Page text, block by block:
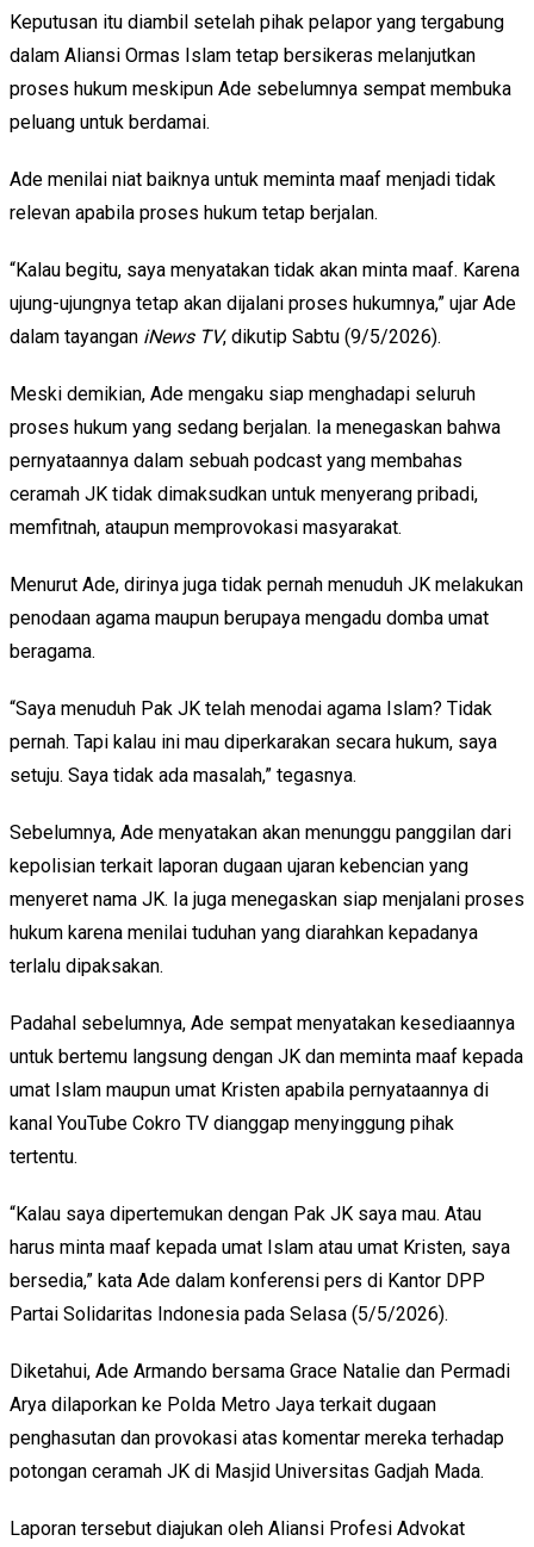
Keputusan itu diambil setelah pihak pelapor yang tergabung
dalam Aliansi Ormas Islam tetap bersikeras melanjutkan
proses hukum meskipun Ade sebelumnya sempat membuka
peluang untuk berdamai.
Ade menilai niat baiknya untuk meminta maaf menjadi tidak
relevan apabila proses hukum tetap berjalan.
“Kalau begitu, saya menyatakan tidak akan minta maaf. Karena
ujung-ujungnya tetap akan dijalani proses hukumnya,” ujar Ade
dalam tayangan iNews TV, dikutip Sabtu (9/5/2026).
Meski demikian, Ade mengaku siap menghadapi seluruh
proses hukum yang sedang berjalan. Ia menegaskan bahwa
pernyataannya dalam sebuah podcast yang membahas
ceramah JK tidak dimaksudkan untuk menyerang pribadi,
memfitnah, ataupun memprovokasi masyarakat.
Menurut Ade, dirinya juga tidak pernah menuduh JK melakukan
penodaan agama maupun berupaya mengadu domba umat
beragama.
“Saya menuduh Pak JK telah menodai agama Islam? Tidak
pernah. Tapi kalau ini mau diperkarakan secara hukum, saya
setuju. Saya tidak ada masalah,” tegasnya.
Sebelumnya, Ade menyatakan akan menunggu panggilan dari
kepolisian terkait laporan dugaan ujaran kebencian yang
menyeret nama JK. Ia juga menegaskan siap menjalani proses
hukum karena menilai tuduhan yang diarahkan kepadanya
terlalu dipaksakan.
Padahal sebelumnya, Ade sempat menyatakan kesediaannya
untuk bertemu langsung dengan JK dan meminta maaf kepada
umat Islam maupun umat Kristen apabila pernyataannya di
kanal YouTube Cokro TV dianggap menyinggung pihak
tertentu.
“Kalau saya dipertemukan dengan Pak JK saya mau. Atau
harus minta maaf kepada umat Islam atau umat Kristen, saya
bersedia,” kata Ade dalam konferensi pers di Kantor DPP
Partai Solidaritas Indonesia pada Selasa (5/5/2026).
Diketahui, Ade Armando bersama Grace Natalie dan Permadi
Arya dilaporkan ke Polda Metro Jaya terkait dugaan
penghasutan dan provokasi atas komentar mereka terhadap
potongan ceramah JK di Masjid Universitas Gadjah Mada.
Laporan tersebut diajukan oleh Aliansi Profesi Advokat